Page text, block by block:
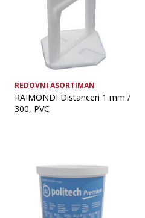
REDOVNI ASORTIMAN
RAIMONDI Distanceri 1 mm /
300, PVC